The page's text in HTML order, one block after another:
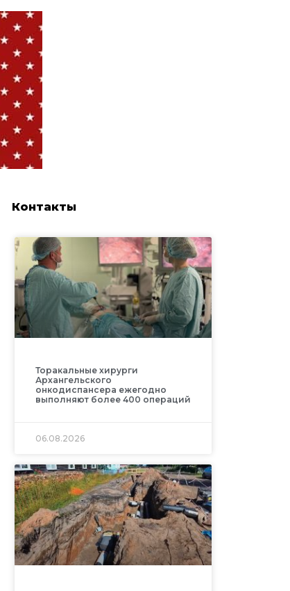
Контакты
Торакальные хирурги
Архангельского
онкодиспансера ежегодно
выполняют более 400 операций
06.08.2026